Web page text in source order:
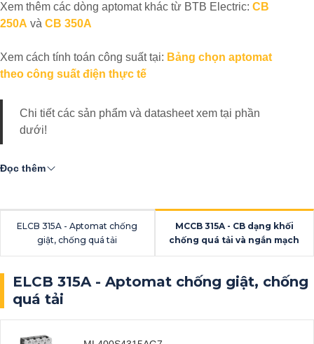
Xem thêm các dòng aptomat khác từ BTB Electric: CB
250A và CB 350A
Xem cách tính toán công suất tại: Bảng chọn aptomat
theo công suất điện thực tế
Chi tiết các sản phẩm và datasheet xem tại phần
dưới!
Đọc thêm
ELCB 315A - Aptomat chống
giật, chống quá tải
MCCB 315A - CB dạng khối
chống quá tải và ngắn mạch
ELCB 315A - Aptomat chống giật, chống
quá tải